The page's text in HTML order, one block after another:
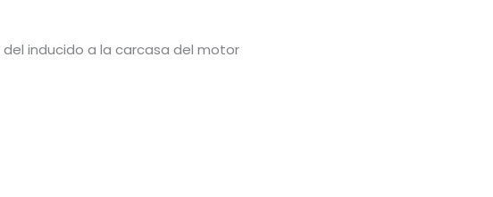
inducido a la carcasa del motor